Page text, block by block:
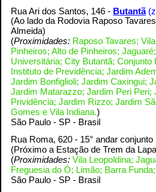
Rua Ari dos Santos, 146 - Butantã
(Ao lado da Rodovia Raposo
Almeida)
(Proximidades: Raposo Tavares;
Pinheiros; Alto de Pinheiros;
Universitária; City Butantã;
Instituto de Previdência; Jardim
Jardim Bonfiglioli; Jardim Caxingui;
Jardim Matarazzo; Jardim Peri Peri;
Prividência; Jardim Rizzo; Jardim
Gomes e Vila Indiana.)
São Paulo - SP - Brasil
Rua Roma, 620 - 15° andar conjunto
(Próximo a Estação de Trem da
(Proximidades: Vila Leopoldina;
Freguesia do Ó; Limão; Barra
São Paulo - SP - Brasil